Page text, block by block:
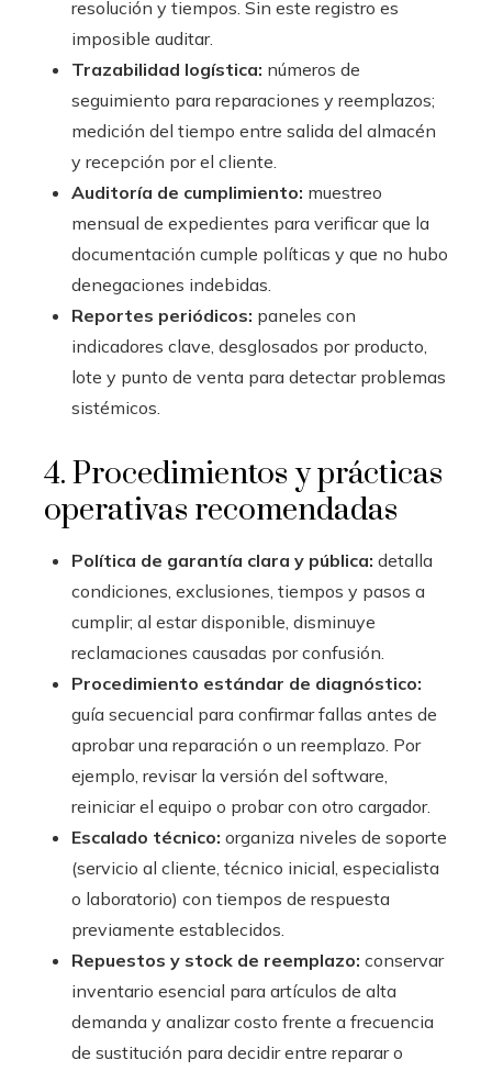
resolución y tiempos. Sin este registro es
imposible auditar.
Trazabilidad logística: números de
seguimiento para reparaciones y reemplazos;
medición del tiempo entre salida del almacén
y recepción por el cliente.
Auditoría de cumplimiento: muestreo
mensual de expedientes para verificar que la
documentación cumple políticas y que no hubo
denegaciones indebidas.
Reportes periódicos: paneles con
indicadores clave, desglosados por producto,
lote y punto de venta para detectar problemas
sistémicos.
4. Procedimientos y prácticas
operativas recomendadas
Política de garantía clara y pública: detalla
condiciones, exclusiones, tiempos y pasos a
cumplir; al estar disponible, disminuye
reclamaciones causadas por confusión.
Procedimiento estándar de diagnóstico:
guía secuencial para confirmar fallas antes de
aprobar una reparación o un reemplazo. Por
ejemplo, revisar la versión del software,
reiniciar el equipo o probar con otro cargador.
Escalado técnico: organiza niveles de soporte
(servicio al cliente, técnico inicial, especialista
o laboratorio) con tiempos de respuesta
previamente establecidos.
Repuestos y stock de reemplazo: conservar
inventario esencial para artículos de alta
demanda y analizar costo frente a frecuencia
de sustitución para decidir entre reparar o